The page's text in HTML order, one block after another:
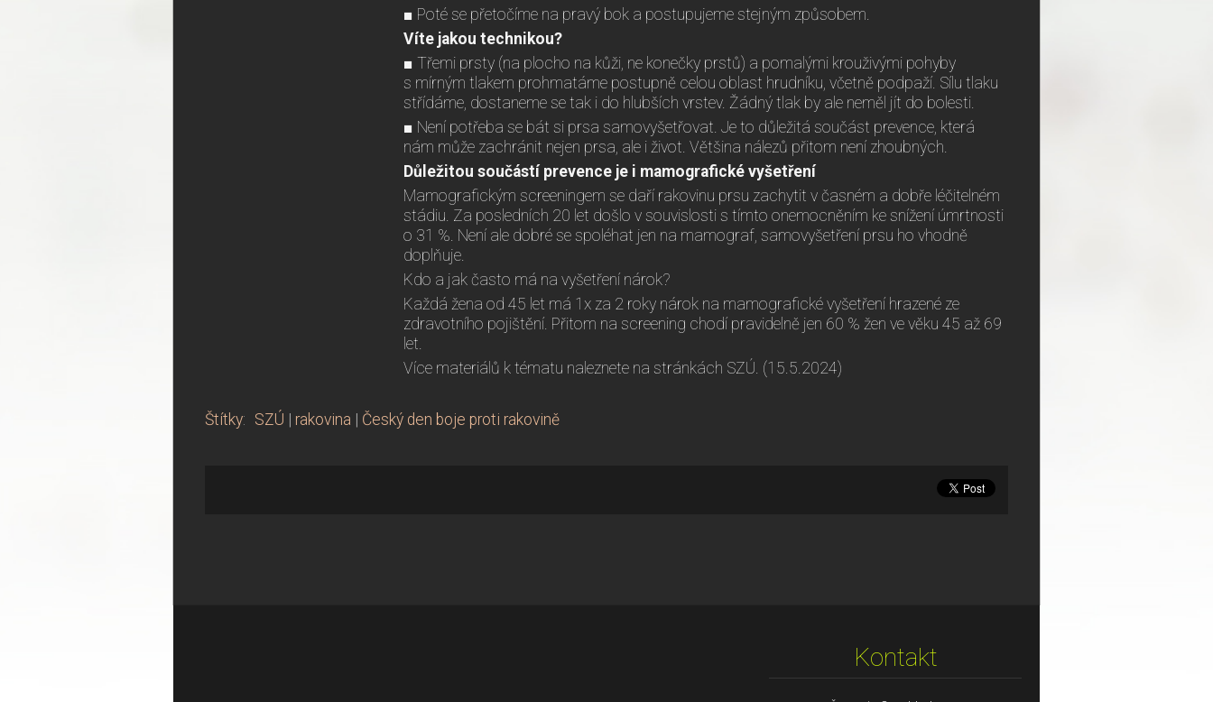
■ Poté se přetočíme na pravý bok a postupujeme stejným způsobem.
Víte jakou technikou?
■ Třemi prsty (na plocho na kůži, ne konečky prstů) a pomalými krouživými pohyby
s mírným tlakem prohmatáme postupně celou oblast hrudníku, včetně podpaží. Sílu tlaku
střídáme, dostaneme se tak i do hlubších vrstev. Žádný tlak by ale neměl jít do bolesti.
■ Není potřeba se bát si prsa samovyšetřovat. Je to důležitá součást prevence, která
nám může zachránit nejen prsa, ale i život. Většina nálezů přitom není zhoubných.
Důležitou součástí prevence je i mamografické vyšetření
Mamografickým screeningem se daří rakovinu prsu zachytit v časném a dobře léčitelném
stádiu. Za posledních 20 let došlo v souvislosti s tímto onemocněním ke snížení úmrtnosti
o 31 %. Není ale dobré se spoléhat jen na mamograf, samovyšetření prsu ho vhodně
doplňuje.
Kdo a jak často má na vyšetření nárok?
Každá žena od 45 let má 1x za 2 roky nárok na mamografické vyšetření hrazené ze
zdravotního pojištění. Přitom na screening chodí pravidelně jen 60 % žen ve věku 45 až 69
let.
Více materiálů k tématu naleznete na stránkách SZÚ. (15.5.2024)
Štítky: SZÚ rakovina Český den boje proti rakovině
Kontakt